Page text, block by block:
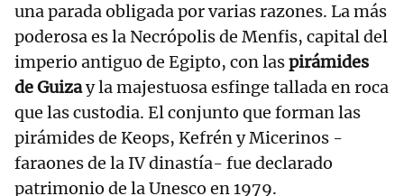
una parada obligada por varias razones. La más
poderosa es la Necrópolis de Menfis, capital del
imperio antiguo de Egipto, con laspirámides
de Guizay la majestuosa esfinge tallada en roca
que las custodia. El conjunto que forman las
pirámides de Keops, Kefrén y Micerinos -
faraones de la IV dinastía- fue declarado
patrimonio de la Unesco en 1979.